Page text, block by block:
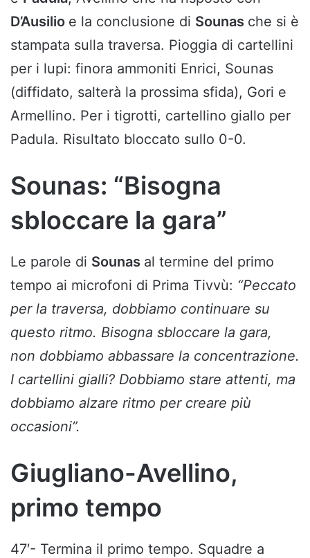
D’Ausilio e la conclusione di Sounas che si è
stampata sulla traversa. Pioggia di cartellini
per i lupi: finora ammoniti Enrici, Sounas
(diffidato, salterà la prossima sfida), Gori e
Armellino. Per i tigrotti, cartellino giallo per
Padula. Risultato bloccato sullo 0-0.
Sounas: “Bisogna
sbloccare la gara”
Le parole di Sounas al termine del primo
tempo ai microfoni di Prima Tivvù: “Peccato
per la traversa, dobbiamo continuare su
questo ritmo. Bisogna sbloccare la gara,
non dobbiamo abbassare la concentrazione.
I cartellini gialli? Dobbiamo stare attenti, ma
dobbiamo alzare ritmo per creare più
occasioni”.
Giugliano-Avellino,
primo tempo
47′- Termina il primo tempo. Squadre a